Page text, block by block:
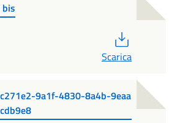
bis
Scarica
9a1f-4830-8a4b-9eaa